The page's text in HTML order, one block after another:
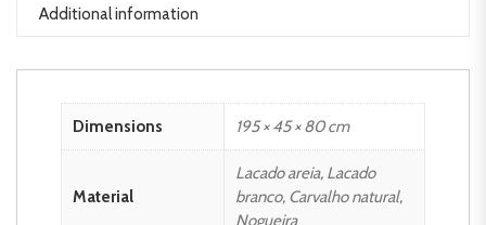
Additional information
Dimensions 195 × 45 × 80 cm
Material
Lacado areia, Lacado
branco, Carvalho natural,
Nogueira